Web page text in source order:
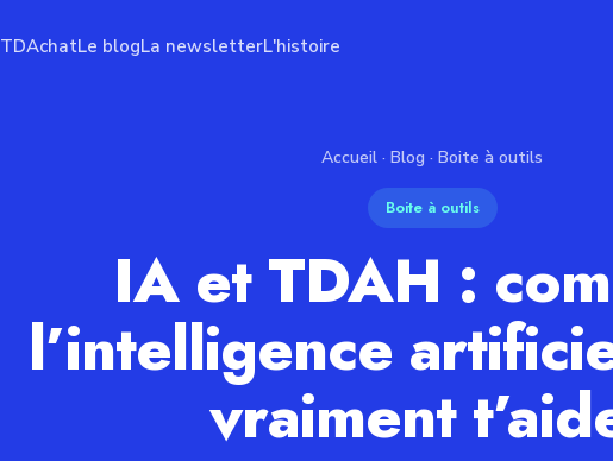
TDAchatLe blogLa newsletterL'histoire
Accueil · Blog · Boite à outils
Boite à outils
IA et TDAH :
l’intelligence
vraiment